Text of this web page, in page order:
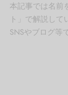
本記事では名前
ト」で解説して
SNSやブログ等